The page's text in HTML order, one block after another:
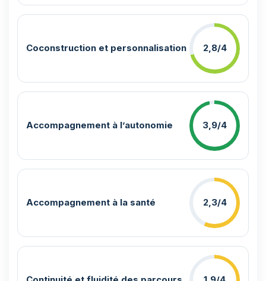
Coconstruction et personnalisation 2,8/4
Accompagnement à l’autonomie 3,9/4
Accompagnement à la santé 2,3/4